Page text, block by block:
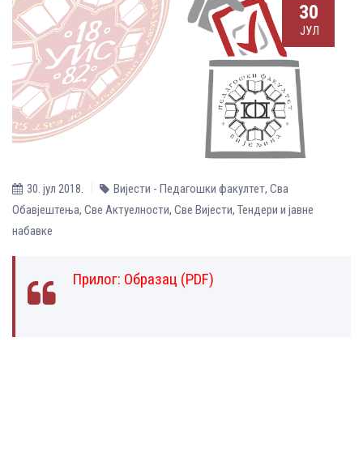
30
ЈУЛ
30. јул 2018. Вијести - Педагошки факултет, Сва
Обавјештења, Све Aктуелности, Све Вијести, Тендери и јавне
набавке
Прилог: Образац (PDF)